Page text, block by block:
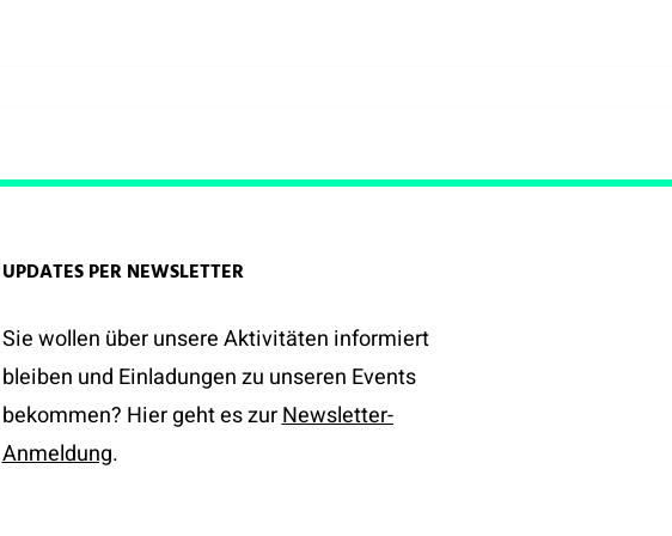
UPDATES PER NEWSLETTER
Sie wollen über unsere Aktivitäten informiert
bleiben und Einladungen zu unseren Events
bekommen? Hier geht es zurNewsletter-
Anmeldung.